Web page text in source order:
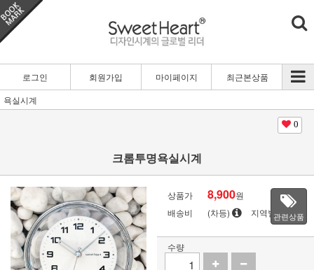
로그인 회원가입 마이페이지
최근본상품
욕실시계
0
크롬투명욕실시계
상품가 8,900원
배송비
(차등) 지역별관련상품
수량